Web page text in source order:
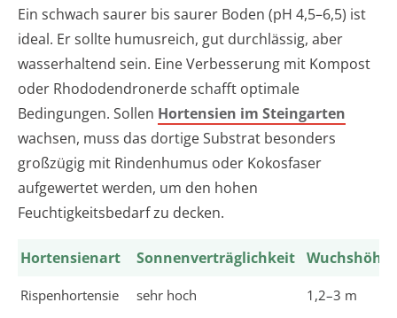
Ein schwach saurer bis saurer Boden (pH 4,5–6,5) ist
ideal. Er sollte humusreich, gut durchlässig, aber
wasserhaltend sein. Eine Verbesserung mit Kompost
oder Rhododendronerde schafft optimale
Bedingungen. Sollen Hortensien im Steingarten
wachsen, muss das dortige Substrat besonders
großzügig mit Rindenhumus oder Kokosfaser
aufgewertet werden, um den hohen
Feuchtigkeitsbedarf zu decken.
Hortensienart Sonnenverträglichkeit Wuchshöhe
Rispenhortensie sehr hoch 1,2–3 m